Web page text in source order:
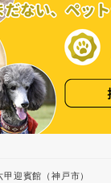
迎賓館（神戸市）